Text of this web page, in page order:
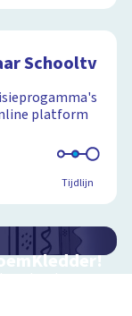
Schooltv
platform
Tijdlijn
spel en leer